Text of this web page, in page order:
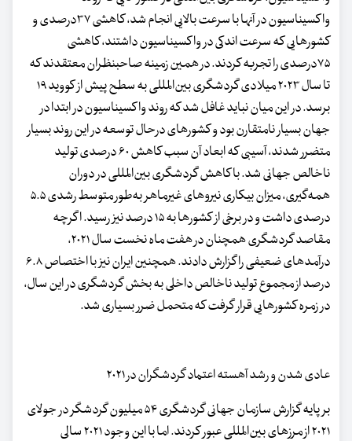
واکسیناسیون در آنها با سرعت بالایی انجام شد، کاهشی ۳۷درصدی و
کشورهایی که سرعت اندکی در واکسیناسیون داشتند، کاهشی
۷۵‌درصدی را تجربه کردند. در همین زمینه صاحبنظران معتقدند که
تا سال ۲۰۲۳ میلادی گردشگری بین‌المللی به سطح پیش از کووید ۱۹
برسد. در این میان نباید غافل شد که روند واکسیناسیون در ابتدا در
جهان بسیار نامتقارن بود و کشورهای درحال توسعه در این روند بسیار
متضرر شدند، آسیبی که ابعاد آن سبب کاهش ۶۰ درصدی تولید
ناخالص جهانی شد. با کاهش گردشگری بین‌المللی در دوران
همه‌گیری، میزان بیکاری نیروهای غیرماهر به‌طور متوسط رشدی ۵.۵
درصدی داشت و در برخی از کشورها به ۱۵ درصد نیز رسید. اگرچه
مقاصد گردشگری همچنان در هفت ماه نخست سال ۲۰۲۱،
درآمدهای ضعیفی را گزارش دادند. همچنین ایران نیز با اختصاص ۶.۸
درصد از مجموع تولید ناخالص داخلی به بخش گردشگری در این سال،
در زمره کشورهایی قرار گرفت که متحمل ضرر بسیاری شد.
عادی شدن و رشد آهسته اعتماد گردشگران در ۲۰۲۱
بر پایه گزارش سازمان جهانی گردشگری ۵۴ میلیون گردشگر در جولای
۲۰۲۱ از مرزهای بین‌المللی عبور کردند. اما با این وجود ۲۰۲۱ سالی